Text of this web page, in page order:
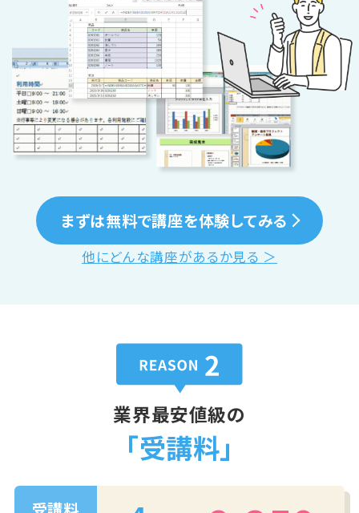
まずは無料で講座を体験してみる
他にどんな講座があるか見る ＞
業界最安値級の
「受講料」